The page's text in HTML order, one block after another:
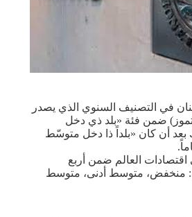
في التصنيف السنوي الذي يصدر
ضمن فئة «بلد ذي دخل
أن كان «بلداً ذا ‏دخل متوسّط
اقتصادات العالم ضمن أربع
‏منخفض، متوسط أدنى، متوسط